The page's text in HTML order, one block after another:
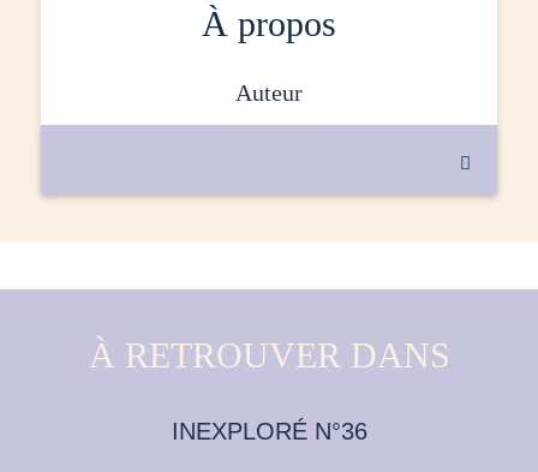
À propos
auteur

À RETROUVER DANS
INEXPLORÉ N°36